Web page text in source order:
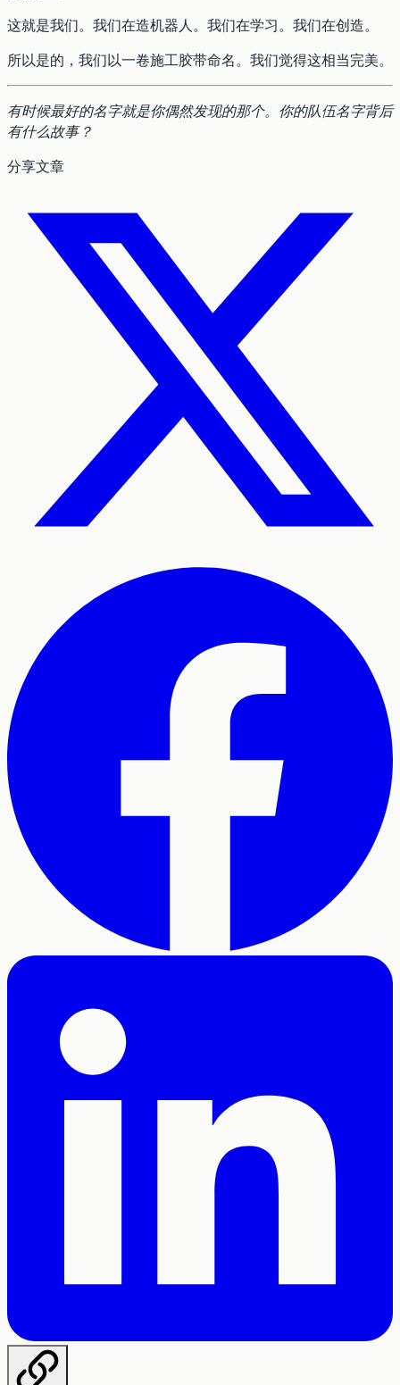
这就是我们。我们在造机器人。我们在学习。我们在创造。
所以是的，我们以一卷施工胶带命名。我们觉得这相当完美。
有时候最好的名字就是你偶然发现的那个。你的队伍名字背后
有什么故事？
分享文章